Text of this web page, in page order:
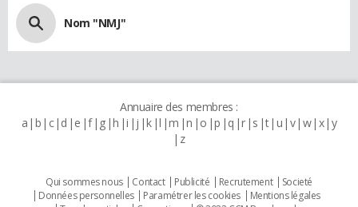
Nom "NMJ"
Annuaire des membres :
a b c d e f g h i j k l m n o p q r s t u v w x y
z
Qui sommes nous Contact Publicité Recrutement
Societé
Données personnelles
Paramétrer les cookies
Mentions légales